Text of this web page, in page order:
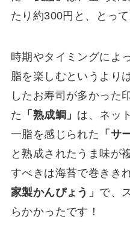
たり約300円と、とっ
時期やタイミングによ
脂を楽しむというより
したお寿司が多かった
た 「熟成鯛」 は、ネッ
一脂を感じられた 「サ
と熟成されたうま味が
すべきは海苔で巻きき
家製かんぴょう」 で、
らかかったです！